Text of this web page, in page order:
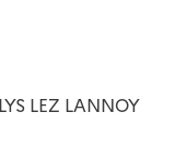
LYS LEZ LANNOY